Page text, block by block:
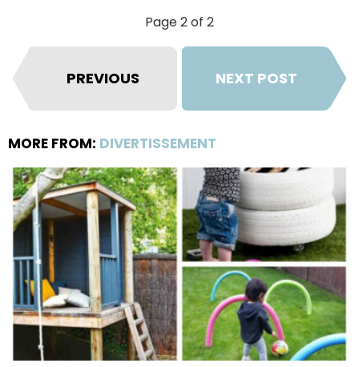
Page 2 of 2
PREVIOUS NEXT POST
MORE FROM: DIVERTISSEMENT